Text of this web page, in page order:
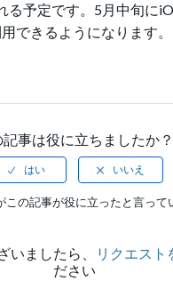
る予定です。5月中旬に
できるようになります。
記事は役に立ちましたか？
この記事が役に立ったと言って
いましたら、 リクエスト
ださい